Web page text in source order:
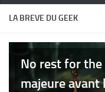
Blog jeux vidéo
Contact
LA BREVE DU GEEK
No rest for the
majeure avant